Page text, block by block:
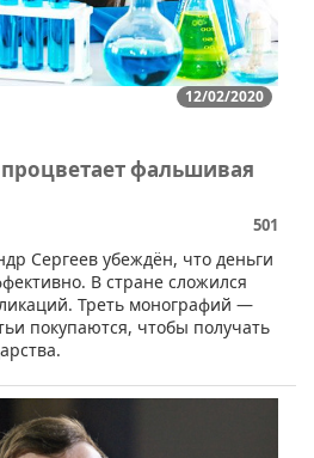
12/02/2020
фальшивая
501
Сергеев убеждён, что деньги
В стране сложился
Треть монографий —
покупаются, чтобы получать